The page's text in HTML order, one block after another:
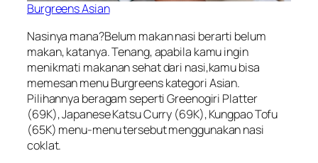
Burgreens Asian
Nasinya mana?Belum makan nasi berarti belum
makan, katanya. Tenang, apabila kamu ingin
menikmati makanan sehat dari nasi,kamu bisa
memesan menu Burgreens kategori Asian.
Pilihannya beragam seperti Greenogiri Platter
(69K), Japanese Katsu Curry (69K), Kungpao Tofu
(65K) menu-menu tersebut menggunakan nasi
coklat.